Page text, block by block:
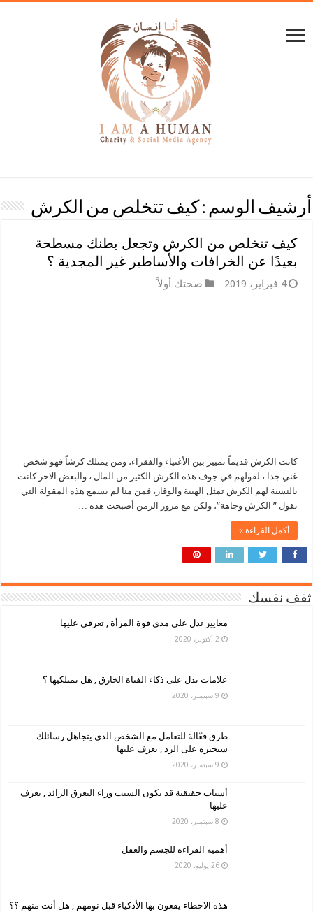
أرشيف الوسم : كيف تتخلص من الكرش
كيف تتخلص من الكرش وتجعل بطنك مسطحة
بعيدًا عن الخرافات والأساطير غير المجدية ؟
4 فبراير، 2019 صحتك أولاً
كانت الكرش قديماً تمييز بين الأغنياء والفقراء، ومن يمتلك كرشاً فهو شخص
غني جدا ، لقولهم في جوف هذه الكرش الكثير من المال ، والبعض الاخر كانت
بالنسبة لهم الكرش تمثل الهيبة والوقار، فمن منا لم يسمع هذه المقولة التي
تقول ” الكرش وجاهة”، ولكن مع مرور الزمن أصبحت هذه …
أكمل القراءة »
ثقف نفسك
معايير تدل على مدى قوة المرأة , تعرفي عليها
2 أكتوبر، 2020
علامات تدل على ذكاء الفتاة الخارق , هل تمتلكيها ؟
9 سبتمبر، 2020
طرق فعّالة للتعامل مع الشخص الذي يتجاهل رسائلك
ستجبره على الرد , تعرف عليها
9 سبتمبر، 2020
أسباب حقيقية قد تكون السبب وراء التعرق الزائد , تعرف
عليها
8 سبتمبر، 2020
أهمية القراءة للجسم والعقل
26 يوليو، 2020
هذه الاخطاء يقعون بها الأذكياء قبل نومهم , هل أنت منهم ؟؟